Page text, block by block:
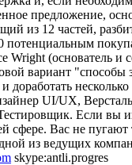
предложение,
из 12 частей,
потенциальным
Wright (основатель
вариант
доработать
UI/UX,
Если вы
сфере. Вас не
из ведущих
skype:antli.progres